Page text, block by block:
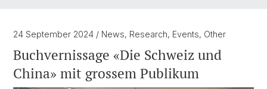
24 September 2024 / News, Research, Events, Other
Buchvernissage «Die Schweiz und
China» mit grossem Publikum